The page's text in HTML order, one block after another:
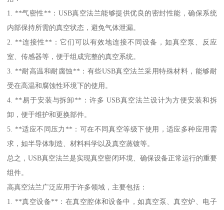
1. **气密性**：USB真空法兰能够提供优良的密封性能，确保系统
内部保持所需的真空状态，避免气体泄漏。
2. **连接性**：它们可以有效地连接不同设备，如真空泵、反应
室、传感器等，便于组成完整的真空系统。
3. **耐高温和耐腐蚀**：有些USB真空法兰采用特殊材料，能够耐
受在高温和腐蚀性环境下的使用。
4. **易于安装与拆卸**：许多 USB真空法兰设计为方便安装和拆
卸，便于维护和更换部件。
5. **适应不同压力**：可在不同真空等级下使用，适应多种应用需
求，如半导体制造、材料科学以及真空蒸镀等。
总之，USB真空法兰是实现真空密闭环境、确保设备正常运行的重要
组件。
高真空法兰广泛应用于许多领域，主要包括：
1. **真空设备**：在真空腔体和设备中，如真空泵、真空炉、电子